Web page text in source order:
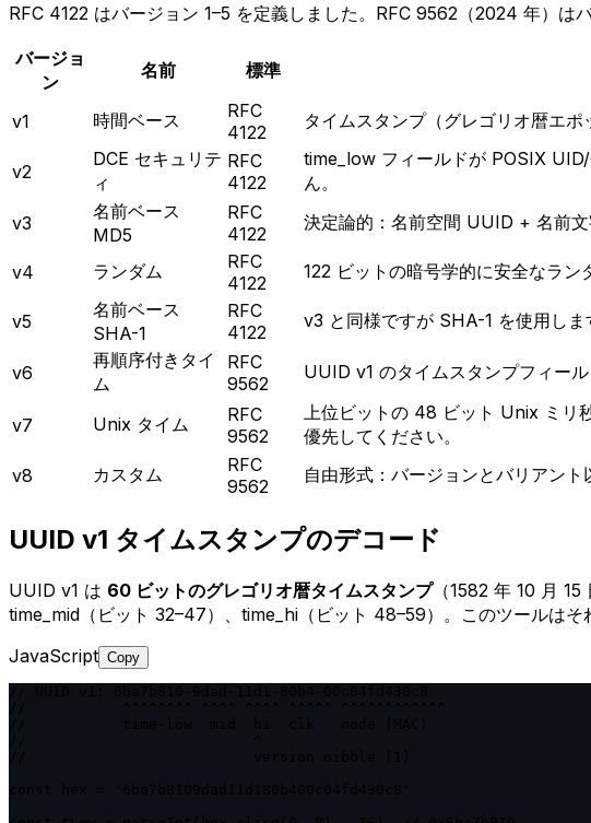
RFC 4122 はバージョン 1–5 を定義しました。RFC 9562（2024 年）は
バージョ
ン
名前 標準
v1 時間ベース
RFC
4122
タイムスタンプ（グレゴリオ暦エ
v2
DCE セキュリテ
ィ
RFC
4122
time_low フィールドが POSIX
ん。
v3
名前ベース
MD5
RFC
4122
決定論的：名前空間 UUID + 名前
v4 ランダム
RFC
4122
122 ビットの暗号学的に安全なラン
v5
名前ベース
SHA-1
RFC
4122
v3 と同様ですが SHA-1 を使用し
v6
再順序付きタイ
ム
RFC
9562
UUID v1 のタイムスタンプフィー
v7 Unix タイム
RFC
9562
上位ビットの 48 ビット Unix ミリ
優先してください。
v8
カスタム
RFC
9562
自由形式：バージョンとバリアン
UUID v1 タイムスタンプのデコード
UUID v1 は 60 ビットのグレゴリオ暦タイムスタンプ（1582 年 10 月 15
time_mid（ビット 32–47）、time_hi（ビット 48–59）。このツールはそ
JavaScript Copy